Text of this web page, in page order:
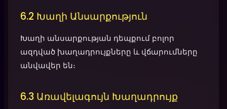
6.2 Խաղի Անսարքություն
Խաղի անսարքության դեպքում բոլոր
ազդված խաղադրույքները և վճարումները
անվավեր են։
6.3 Առավելագույն Խաղադրույք